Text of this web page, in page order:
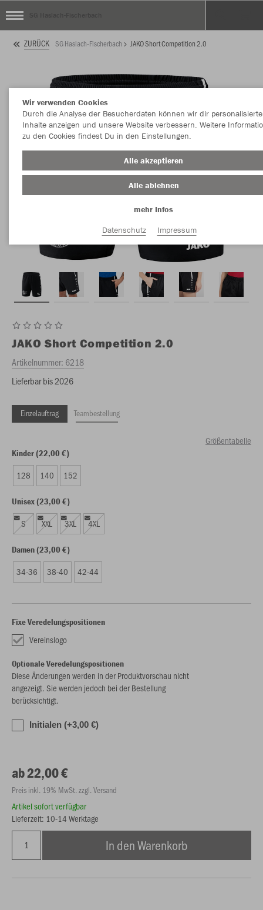
ZURÜCK SG Haslach-Fischerbach JAKO Short Competition 2.0
JAKO Short Competition 2.0
Artikelnummer: 6218
Lieferbar bis 2026
Einzelauftrag Teambestellung
Größentabelle
Kinder (22,00 €)
128 140 152
Unisex (23,00 €)
S XXL 3XL 4XL
Damen (23,00 €)
34-36 38-40 42-44
Fixe Veredelungspositionen
Vereinslogo
Optionale Veredelungspositionen
Diese Änderungen werden in der Produktvorschau nicht
angezeigt. Sie werden jedoch bei der Bestellung
berücksichtigt.
Initialen (+3,00 €)
ab 22,00 €
Preis inkl. 19% MwSt. zzgl. Versand
Artikel sofort verfügbar
Lieferzeit: 10-14 Werktage
In den Warenkorb
Wir verwenden Cookies
Durch die Analyse der Besucherdaten können wir dir personalisierte
Inhalte anzeigen und unsere Website verbessern. Weitere
zu den Cookies findest Du in den Einstellungen.
Alle akzeptieren
Alle ablehnen
mehr Infos
Datenschutz
Impressum